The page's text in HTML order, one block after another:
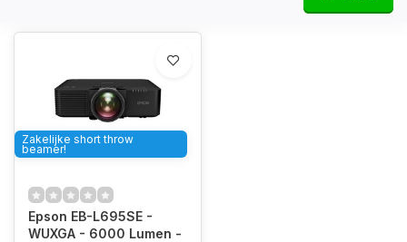
Zakelijke short throw
beamer!
Epson EB-L695SE -
WUXGA - 6000 Lumen -